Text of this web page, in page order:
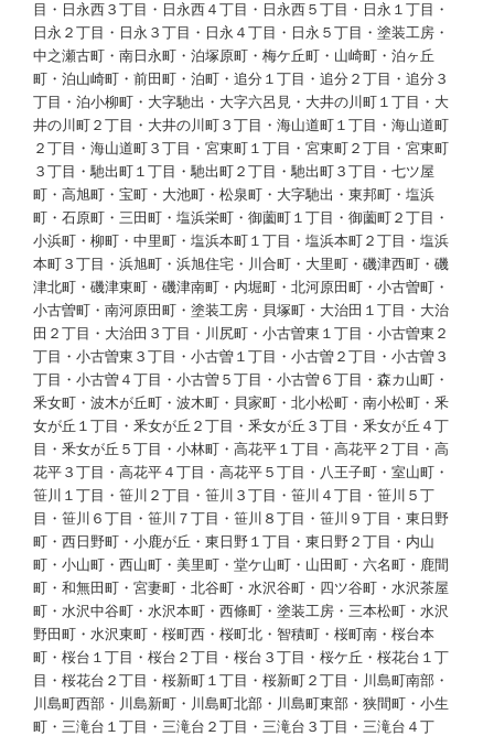
目・日永西３丁目・日永西４丁目・日永西５丁目・日永１丁目・
日永２丁目・日永３丁目・日永４丁目・日永５丁目・塗装工房・
中之瀬古町・南日永町・泊塚原町・梅ケ丘町・山崎町・泊ヶ丘
町・泊山崎町・前田町・泊町・追分１丁目・追分２丁目・追分３
丁目・泊小柳町・大字馳出・大字六呂見・大井の川町１丁目・大
井の川町２丁目・大井の川町３丁目・海山道町１丁目・海山道町
２丁目・海山道町３丁目・宮東町１丁目・宮東町２丁目・宮東町
３丁目・馳出町１丁目・馳出町２丁目・馳出町３丁目・七ツ屋
町・高旭町・宝町・大池町・松泉町・大字馳出・東邦町・塩浜
町・石原町・三田町・塩浜栄町・御薗町１丁目・御薗町２丁目・
小浜町・柳町・中里町・塩浜本町１丁目・塩浜本町２丁目・塩浜
本町３丁目・浜旭町・浜旭住宅・川合町・大里町・磯津西町・磯
津北町・磯津東町・磯津南町・内堀町・北河原田町・小古曽町・
小古曽町・南河原田町・塗装工房・貝塚町・大治田１丁目・大治
田２丁目・大治田３丁目・川尻町・小古曽東１丁目・小古曽東２
丁目・小古曽東３丁目・小古曽１丁目・小古曽２丁目・小古曽３
丁目・小古曽４丁目・小古曽５丁目・小古曽６丁目・森カ山町・
釆女町・波木が丘町・波木町・貝家町・北小松町・南小松町・釆
女が丘１丁目・釆女が丘２丁目・釆女が丘３丁目・釆女が丘４丁
目・釆女が丘５丁目・小林町・高花平１丁目・高花平２丁目・高
花平３丁目・高花平４丁目・高花平５丁目・八王子町・室山町・
笹川１丁目・笹川２丁目・笹川３丁目・笹川４丁目・笹川５丁
目・笹川６丁目・笹川７丁目・笹川８丁目・笹川９丁目・東日野
町・西日野町・小鹿が丘・東日野１丁目・東日野２丁目・内山
町・小山町・西山町・美里町・堂ケ山町・山田町・六名町・鹿間
町・和無田町・宮妻町・北谷町・水沢谷町・四ツ谷町・水沢茶屋
町・水沢中谷町・水沢本町・西條町・塗装工房・三本松町・水沢
野田町・水沢東町・桜町西・桜町北・智積町・桜町南・桜台本
町・桜台１丁目・桜台２丁目・桜台３丁目・桜ケ丘・桜花台１丁
目・桜花台２丁目・桜新町１丁目・桜新町２丁目・川島町南部・
川島町西部・川島新町・川島町北部・川島町東部・狭間町・小生
町・三滝台１丁目・三滝台２丁目・三滝台３丁目・三滝台４丁